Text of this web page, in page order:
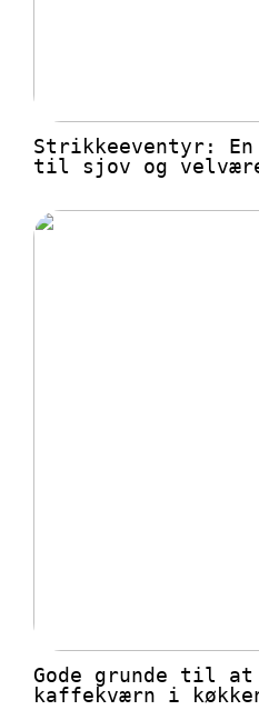
Strikkeeventyr: En
til sjov og
Gode grunde til at
kaffekværn i